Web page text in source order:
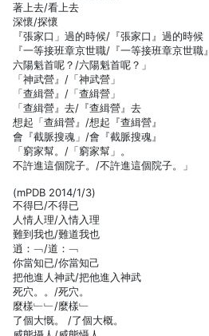
著上去/看上去
深懷/探懷
『張家口」過的時候/『張家口』過的時候
『一等接班章京世職/『一等接班章京世職』
六陽魁首呢？/六陽魁首呢？」
「神武營』/「神武營」
「查緝營』/「查緝營」
「查緝營』去/『查緝營』去
想起「查緝營』/想起『查緝營』
會『截脈搜魂」/會『截脈搜魂』
「窮家幫。/「窮家幫」。
不許進這個院子。/不許進這個院子。」
(mPDB 2014/1/3)
不得巳/不得已
人情人理/入情入理
難到我也/難道我也
逍：﹁/道：﹁
你當知已/你當知己
把他進人神武/把他進入神武
死穴。。/死穴。
麼樣﹂﹂/麼樣﹂
了個大慨。 /了個大概。